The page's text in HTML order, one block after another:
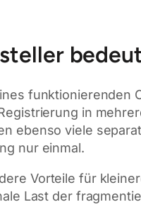
funktionierenden
in
ebenso viele
nur einmal.
Vorteile für
Last der